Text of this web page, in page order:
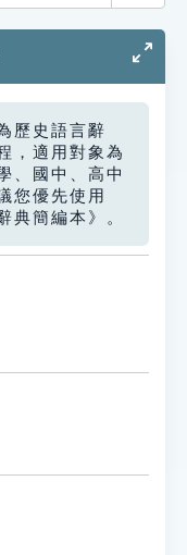
歷史語言辭
，適用對象為
、國中、高中
您優先使用
典簡編本》。